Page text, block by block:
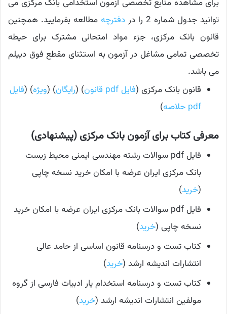
برای مشاهده منابع تخصصی آزمون استخدامی بانک مرکزی می
توانید جدول شماره 2 را در
دفترچه مطالعه بفرمایید. همچنین
قانون بانک مرکزی، جزء مواد امتحانی مشترک برای حیطه
تخصصی تمامی مشاغل در آزمون به استثنای مقطع فوق دیپلم
می باشد.
قانون بانک مرکزی (فایل pdf قانون ) (رایگان) (ویژه) (فایل
pdf حلاصه
)
معرفی کتاب برای آزمون بانک مرکزی (پیشنهادی)
فایل pdf سوالات رشته مهندسی ایمنی محیط زیست
بانک مرکزی ایران عرضه با امکان خرید نسخه چاپی
(خرید)
فایل pdf سوالات بانک مرکزی ایران عرضه با امکان خرید
نسخه چاپی (خرید)
کتاب تست و درسنامه قانون اساسی از حامد عالی
انتشارات اندیشه ارشد (خرید)
کتاب تست و درسنامه استخدام یار ادبیات فارسی از گروه
مولفین انتشارات اندیشه ارشد (خرید)